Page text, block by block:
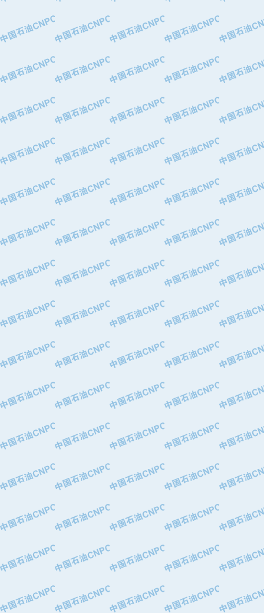
·大庆油田飞马有限公司
·大庆油田有限责任公司
·中国石油华北油田公司
·中国石油锦西石化分公司
·天津钢管集团股份有限公司
·深圳市肯多斯实业发展有限公司
·山东墨龙石油机械股份有限公司
·瓦卢瑞克.曼内斯曼石油专用管（德
·无锡西姆莱斯石油专用管制造有限公
·武汉钢铁（集团）公司
·太原钢铁(集团)有限公司
·马鞍山钢铁股份有限公司
·中国石油天然气股份有限公司兰州石